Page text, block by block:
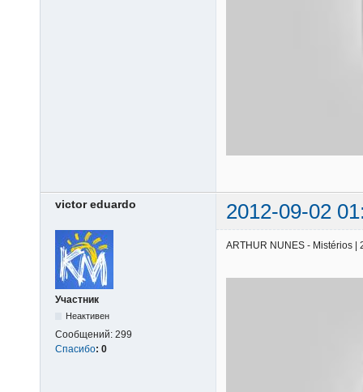
victor eduardo 2012-09-02
Участник
Неактивен
Сообщений: 299
Спасибо: 0
ARTHUR NUNES - Mistérios |